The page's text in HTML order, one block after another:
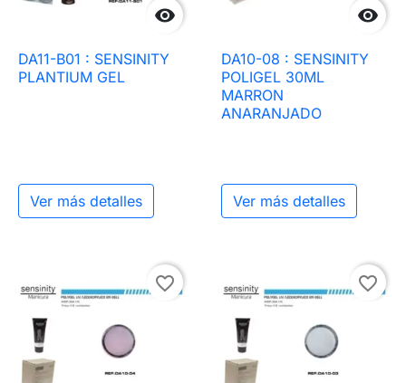

DA11-B01 : SENSINITY
PLANTIUM GEL
Ver más detalles

DA10-08 : SENSINITY
POLIGEL 30ML
MARRON
ANARANJADO
Ver más detalles
favorite_border favorite_border